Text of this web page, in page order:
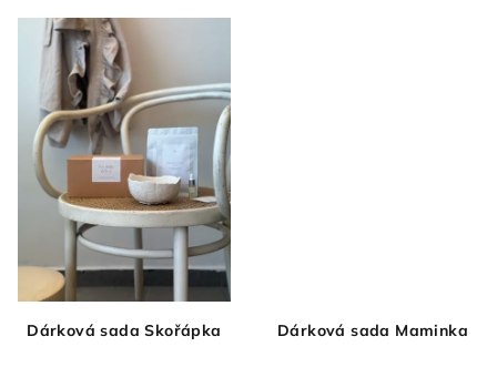
Dárková sada Skořápka Dárková sada Maminka